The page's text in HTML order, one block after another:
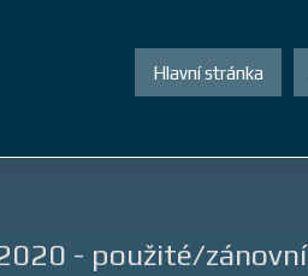
Hlavní stránka
2020 - použité/zánovní